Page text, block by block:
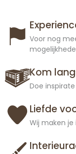
Voor nog
Kom
Doe
Liefde
Wij maken